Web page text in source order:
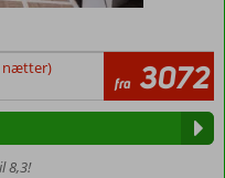
nætter)
fra 3072
8,3!